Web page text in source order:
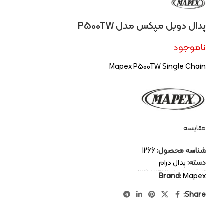
پدال دوبل مپکس مدل P500TW
ناموجود
Mapex P500TW Single Chain
مقایسه
شناسه محصول:1266
دسته:پدال درام
برچسب: drum drum pedal Mapex percussion-instruments پدال پدال دوبل درام سازهای کوبه ای مپکس
Brand:Mapex
Share: